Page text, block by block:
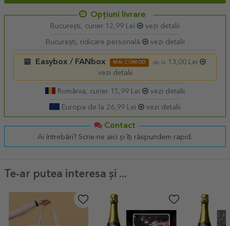
Opțiuni livrare
București, curier 12,99 Lei vezi detalii
București, ridicare personală vezi detalii
Easybox / FANbox MAI COMOD de la
13,00 Lei
vezi detalii
România, curier 15,99 Lei vezi detalii
Europa de la 26,99 Lei vezi detalii
Contact
Ai întrebări? Scrie-ne aici și îți răspundem rapid.
Te-ar putea interesa și ...